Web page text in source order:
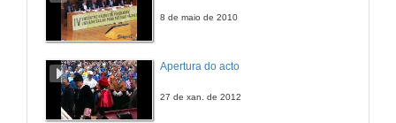
8 de maio de 2010
Apertura do acto
27 de xan. de 2012